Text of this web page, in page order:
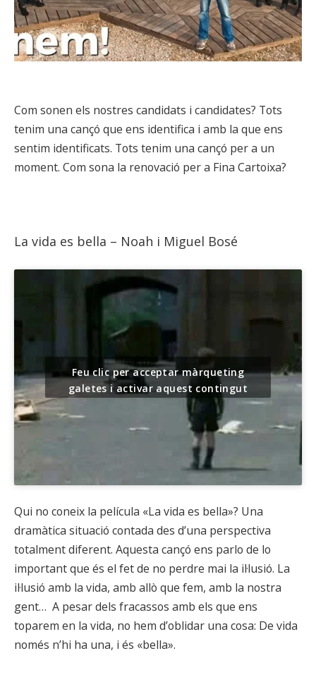
Com sonen els nostres candidats i candidates? Tots
tenim una cançó que ens identifica i amb la que ens
sentim identificats. Tots tenim una cançó per a un
moment. Com sona la renovació per a Fina Cartoixa?
La vida es bella – Noah i Miguel Bosé
Feu clic per acceptar màrqueting
galetes i activar aquest contingut
Qui no coneix la película «La vida es bella»? Una
dramàtica situació contada des d’una perspectiva
totalment diferent. Aquesta cançó ens parlo de lo
important que és el fet de no perdre mai la il·lusió. La
il·lusió amb la vida, amb allò que fem, amb la nostra
gent… A pesar dels fracassos amb els que ens
toparem en la vida, no hem d’oblidar una cosa: De vida
només n’hi ha una, i és «bella».